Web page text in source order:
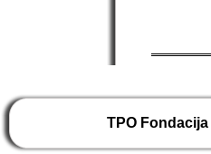
TPO Fondacija